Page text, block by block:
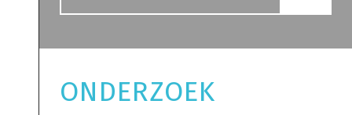
ONDERZOEK